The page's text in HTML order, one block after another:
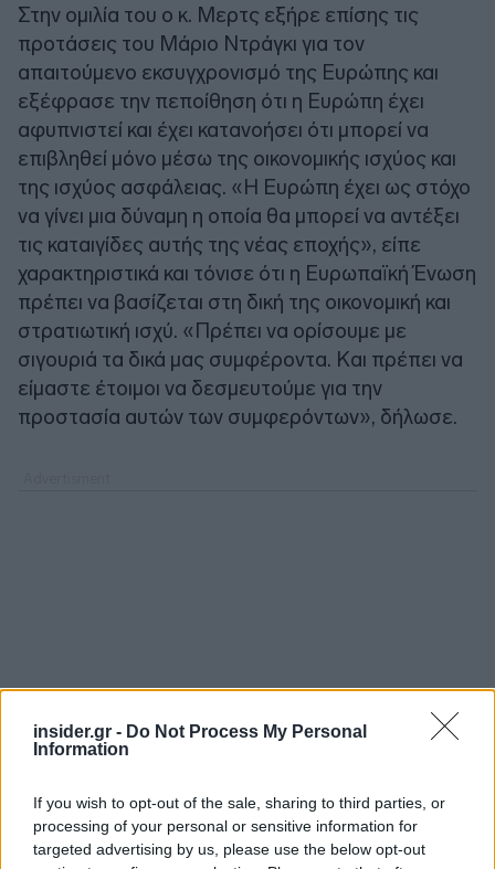
insider.gr - Do Not Process My Personal
Information
If you wish to opt-out of the sale, sharing to third parties, or
processing of your personal or sensitive information for
targeted advertising by us, please use the below opt-out
Στην ομιλία του ο κ. Μερτς εξήρε επίσης τις
προτάσεις του Μάριο Ντράγκι για τον
απαιτούμενο εκσυγχρονισμό της Ευρώπης και
εξέφρασε την πεποίθηση ότι η Ευρώπη έχει
αφυπνιστεί και έχει κατανοήσει ότι μπορεί να
επιβληθεί μόνο μέσω της οικονομικής ισχύος και
της ισχύος ασφάλειας. «Η Ευρώπη έχει ως στόχο
να γίνει μια δύναμη η οποία θα μπορεί να αντέξει
τις καταιγίδες αυτής της νέας εποχής», είπε
χαρακτηριστικά και τόνισε ότι η Ευρωπαϊκή Ένωση
πρέπει να βασίζεται στη δική της οικονομική και
στρατιωτική ισχύ. «Πρέπει να ορίσουμε με
σιγουριά τα δικά μας συμφέροντα. Και πρέπει να
είμαστε έτοιμοι να δεσμευτούμε για την
προστασία αυτών των συμφερόντων», δήλωσε.